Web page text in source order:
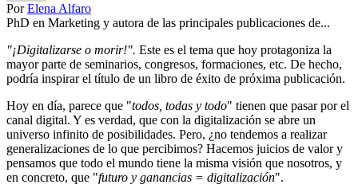
PorElena Alfaro
PhD en Marketing y autora de las principales publicaciones de...
"¡Digitalizarse o morir!". Este es el tema que hoy protagoniza la
mayor parte de seminarios, congresos, formaciones, etc. De hecho,
podría inspirar el título de un libro de éxito de próxima publicación.
Hoy en día, parece que "todos, todas y todo" tienen que pasar por el
canal digital. Y es verdad, que con la digitalización se abre un
universo infinito de posibilidades. Pero, ¿no tendemos a realizar
generalizaciones de lo que percibimos? Hacemos juicios de valor y
pensamos que todo el mundo tiene la misma visión que nosotros, y
en concreto, que "futuro y ganancias = digitalización".